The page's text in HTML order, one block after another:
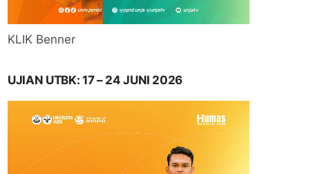
KLIK Benner
UJIAN UTBK: 17 – 24 JUNI 2026